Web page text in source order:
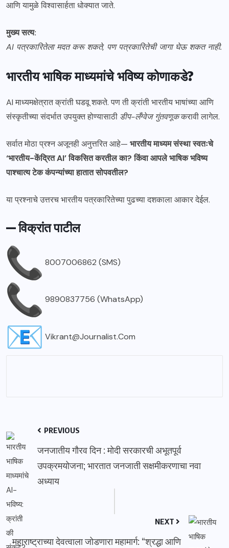
आणि यामुळे विश्वासार्हता धोक्यात जाते.
मुख्य सत्य:
AI पत्रकारितेला मदत करू शकते, पण पत्रकारितेची जागा घेऊ शकत नाही.
भारतीय भाषिक माध्यमांचे भविष्य कोणाकडे?
AI माध्यमक्षेत्रात क्रांती घडवू शकते. पण ती क्रांती भारतीय भाषांच्या आणि
संस्कृतीच्या संदर्भात उपयुक्त होण्यासाठी डीप-लँग्वेज गुंतवणूककरावी लागेल.
सर्वात मोठा प्रश्न अजूनही अनुत्तरित आहे— भारतीय माध्यम संस्था स्वतःचे
‘भारतीय-केंद्रित AI’ विकसित करतील का?किंवा आपले भाषिक भविष्य
पाश्चात्य टेक कंपन्यांच्या हातात सोपवतील?
या प्रश्नाचे उत्तरच भारतीय पत्रकारितेच्या पुढच्या दशकाला आकार देईल.
— विक्रांत पाटील
8007006862 (SMS)
9890837756 (WhatsApp)
Vikrant@Journalist.Com
PREVIOUS
जनजातीय गौरव दिन : मोदी सरकारची अभूतपूर्व
उपक्रमयोजना; भारतात जनजाती सक्षमीकरणाचा नवा
अध्याय
NEXT
महाराष्ट्राच्या देवत्वाला जोडणारा महामार्ग: “श्रद्धा आणि